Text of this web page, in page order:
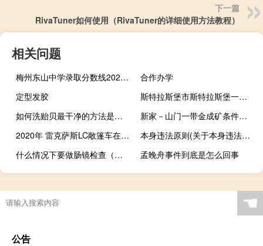
下一篇
RivaTuner如何使用（RivaTuner的详细使用方法教程）
相关问题
梅州东山中学录取分数线2022（梅州东山中学）
合作办学
定型发胶
斯特拉斯堡市斯特拉斯堡一号度假屋酒店(关于斯特拉斯堡市斯特拉斯堡一号度假屋酒店的简介)
如何洗贻贝最干净的方法是清洗贻贝(提前两天用清水浸泡)
新家－山门一带金成矿条件和找矿方向的研究(关于新家－山门一带金成矿条件和找矿方向的研究的简介)
2020年 雷克萨斯LC敞篷车在街头拍摄时被掩盖
本身违法原则(关于本身违法原则的简介)
什么情况下要做肠镜检查（什么情况下要做肠镜）
孟晚舟事件到底是怎么回事
☚
公告